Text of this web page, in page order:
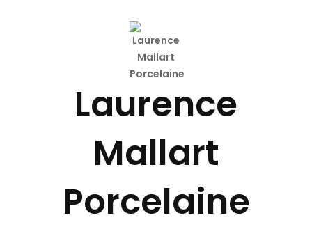
Laurence
Mallart
Porcelaine